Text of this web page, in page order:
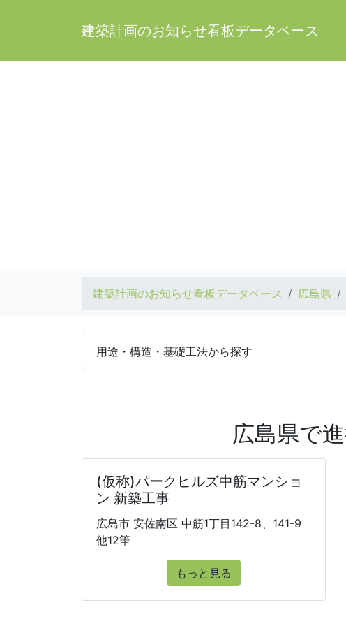
建築計画のお知らせ看板データベース
建築計画のお知らせ看板データベース 広島県
用途・構造・基礎工法から探す
広島県で
(仮称)パークヒルズ中筋マンショ
ン 新築工事
広島市 安佐南区 中筋1丁目142-8、141-9
他12筆
もっと見る